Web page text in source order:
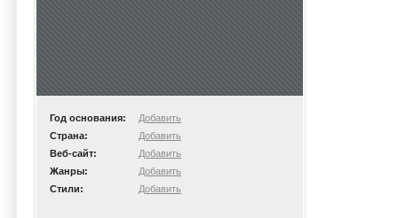
Год основания:
Добавить
Страна:
Добавить
Веб-сайт:
Добавить
Жанры:
Добавить
Стили:
Добавить